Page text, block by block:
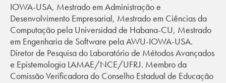
IOWA-USA, Mestrado em Administração e
Desenvolvimento Empresarial, Mestrado em Ciências da
Computação pela Universidad de Habana-CU, Mestrado
em Engenharia de Software pela AWU-IOWA-USA.
Diretor de Pesquisa do Laboratório de Métodos Avançados
e Epistemologia LAMAE/NCE/UFRJ. Membro da
Comissão Verificadora do Conselho Estadual de Educação